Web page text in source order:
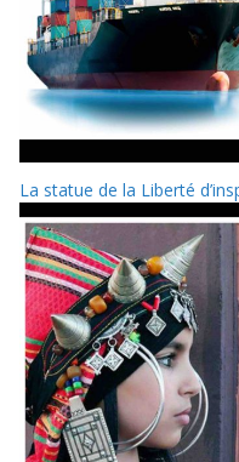
La statue de la Liberté